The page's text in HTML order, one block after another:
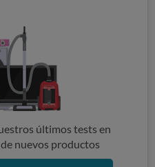
últimos tests en
nuevos productos